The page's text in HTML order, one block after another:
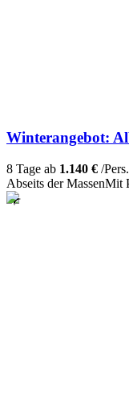
Winterangebot:
8 Tage ab 1.140 € /Pers.
Abseits der MassenMit